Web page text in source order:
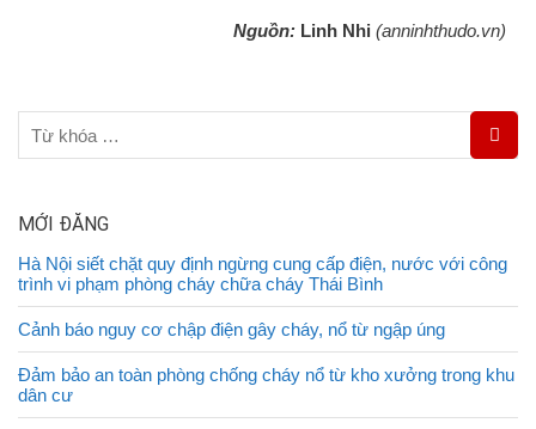
Nguồn: Linh Nhi (anninhthudo.vn)
MỚI ĐĂNG
Hà Nội siết chặt quy định ngừng cung cấp điện, nước với công
trình vi phạm phòng cháy chữa cháy Thái Bình
Cảnh báo nguy cơ chập điện gây cháy, nổ từ ngập úng
Đảm bảo an toàn phòng chống cháy nổ từ kho xưởng trong khu
dân cư